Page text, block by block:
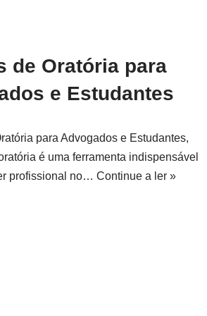
de Oratória para
e Estudantes
para Advogados e Estudantes,
é uma ferramenta indispensável
profissional no…Continue a ler »